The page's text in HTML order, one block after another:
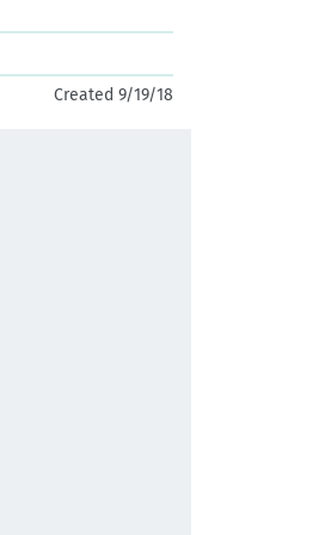
Created 9/19/18